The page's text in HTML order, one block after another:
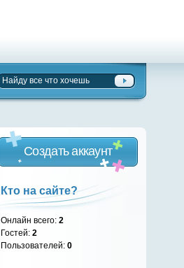
Создать аккаунт
Кто на сайте?
Онлайн всего:2
Гостей:2
Пользователей:0